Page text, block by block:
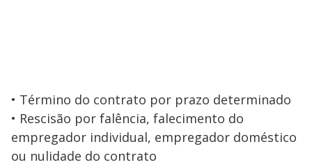
• Término do contrato por prazo determinado
• Rescisão por falência, falecimento do
empregador individual, empregador doméstico
ou nulidade do contrato